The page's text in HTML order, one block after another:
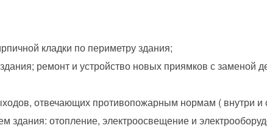
кладки по периметру здания;
ремонт и устройство новых приямков с заменой
отвечающих противопожарным нормам ( внутри и
здания: отопление, электроосвещение и